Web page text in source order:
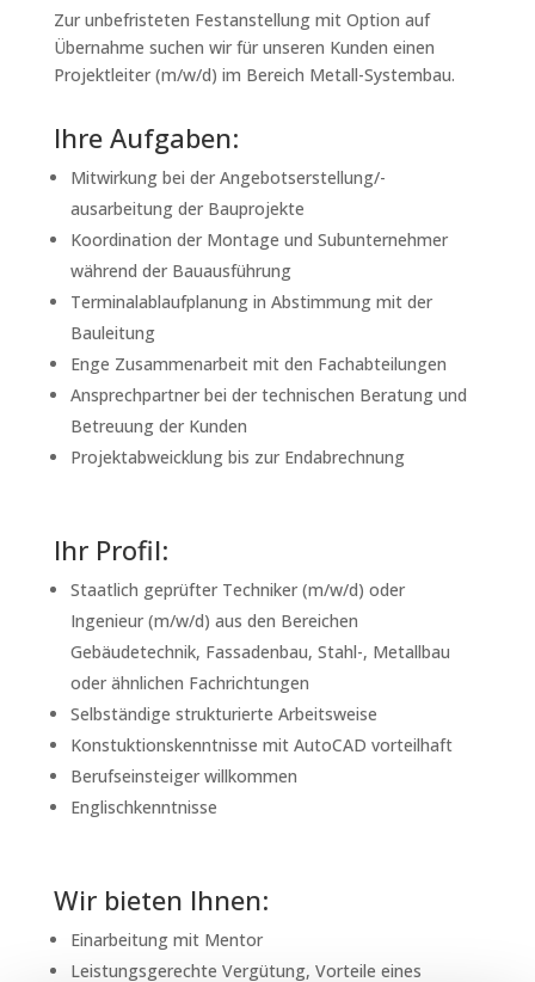
Zur unbefristeten Festanstellung mit Option auf
Übernahme suchen wir für unseren Kunden einen
Projektleiter (m/w/d) im Bereich Metall-Systembau.
Ihre Aufgaben:
Mitwirkung bei der Angebotserstellung/-
ausarbeitung der Bauprojekte
Koordination der Montage und Subunternehmer
während der Bauausführung
Terminalablaufplanung in Abstimmung mit der
Bauleitung
Enge Zusammenarbeit mit den Fachabteilungen
Ansprechpartner bei der technischen Beratung und
Betreuung der Kunden
Projektabweicklung bis zur Endabrechnung
Ihr Profil:
Staatlich geprüfter Techniker (m/w/d) oder
Ingenieur (m/w/d) aus den Bereichen
Gebäudetechnik, Fassadenbau, Stahl-, Metallbau
oder ähnlichen Fachrichtungen
Selbständige strukturierte Arbeitsweise
Konstuktionskenntnisse mit AutoCAD vorteilhaft
Berufseinsteiger willkommen
Englischkenntnisse
Wir bieten Ihnen:
Einarbeitung mit Mentor
Leistungsgerechte Vergütung, Vorteile eines